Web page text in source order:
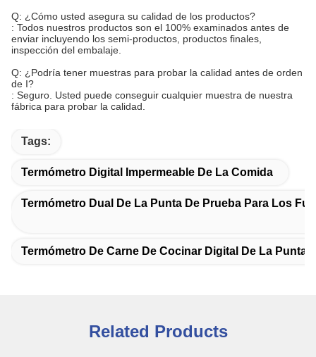
Q: ¿Cómo usted asegura su calidad de los productos?
: Todos nuestros productos son el 100% examinados antes de
enviar incluyendo los semi-productos, productos finales,
inspección del embalaje.
Q: ¿Podría tener muestras para probar la calidad antes de orden
de I?
: Seguro. Usted puede conseguir cualquier muestra de nuestra
fábrica para probar la calidad.
Tags:
Termómetro Digital Impermeable De La Comida
Termómetro Dual De La Punta De Prueba Para Los
Termómetro De Carne De Cocinar Digital De La Punta
Related Products